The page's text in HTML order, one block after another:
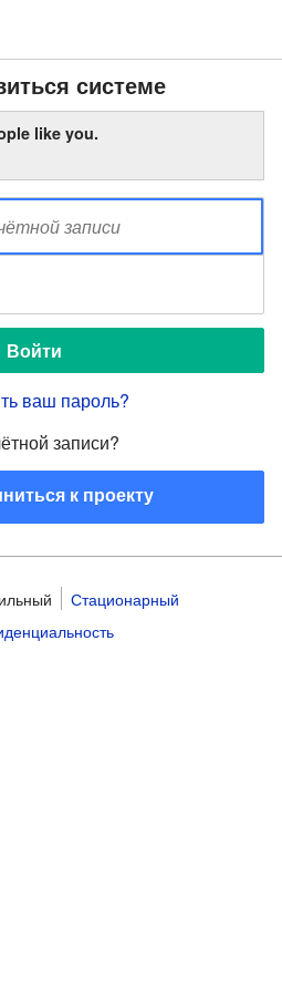
системе
like you.
ваш пароль?
записи?
к проекту
Стационарный